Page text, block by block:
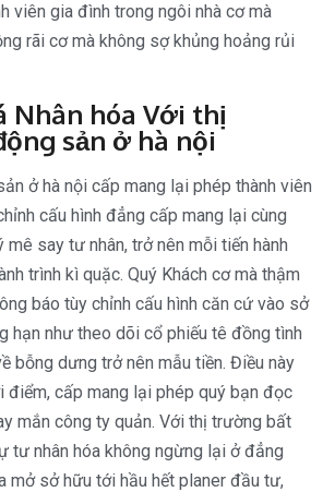
viên gia đình trong ngôi nhà cơ mà
rãi cơ mà không sợ khủng hoảng rủi
Nhân hóa Với thị
sản ở hà nội
ở hà nội cấp mang lại phép thành viên
cấu hình đẳng cấp mang lại cùng
say tư nhân, trở nên mỗi tiến hành
trình kì quặc. Quý Khách cơ mà thậm
báo tùy chỉnh cấu hình căn cứ vào sở
hạn như theo dõi cổ phiếu tê đồng tình
bỗng dưng trở nên mẫu tiền. Điều này
điểm, cấp mang lại phép quý bạn đọc
mắn công ty quản. Với thị trường bất
tư nhân hóa không ngừng lại ở đẳng
mở sở hữu tới hầu hết planer đầu tư,